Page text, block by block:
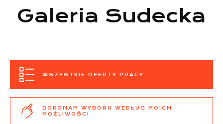
Galeria Sudecka
WSZYSTKIE OFERTY PRACY
DOKONAM WYBORU WEDŁUG MOICH
MOŻLIWOŚCI